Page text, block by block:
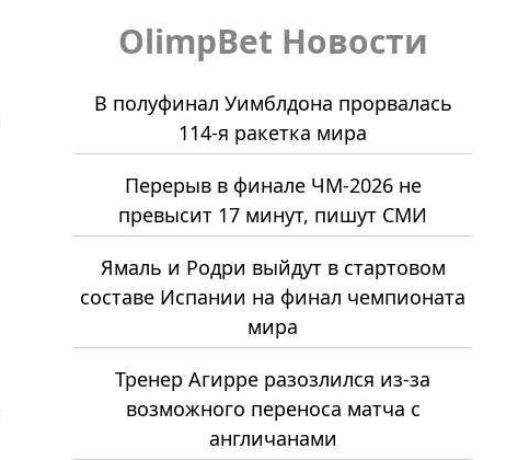
OlimpBet Новости
В полуфинал Уимблдона прорвалась
114-я ракетка мира
Перерыв в финале ЧМ-2026 не
превысит 17 минут, пишут СМИ
Ямаль и Родри выйдут в стартовом
составе Испании на финал чемпионата
мира
Тренер Агирре разозлился из-за
возможного переноса матча с
англичанами